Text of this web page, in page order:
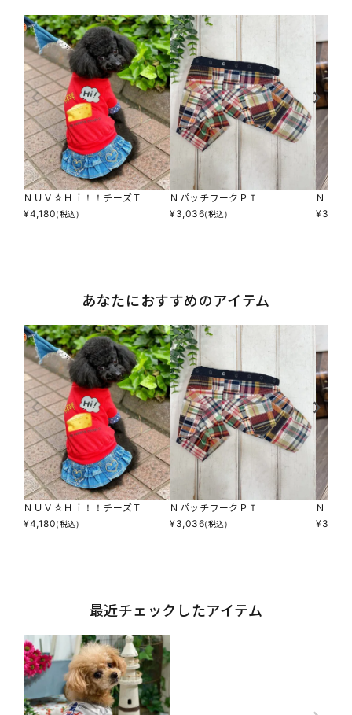
ＮＵＶ☆Ｈｉ！！チーズＴ
¥4,180(税込)
ＮパッチワークＰＴ
¥3,036(税込)
ＮＣ☆
¥3,476
あなたにおすすめのアイテム
ＮＵＶ☆Ｈｉ！！チーズＴ
¥4,180(税込)
ＮパッチワークＰＴ
¥3,036(税込)
ＮＣ☆
¥3,476
最近チェックしたアイテム